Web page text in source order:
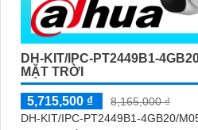
DH-KIT/IPC-PT2449B1-
MẶT TRỜI
5,715,500 ₫
8,165,000 ₫
DH-KIT/IPC-PT2449B1-4GB20/